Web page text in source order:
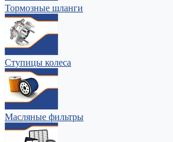
Тормозные шланги
Ступицы колеса
Масляные фильтры